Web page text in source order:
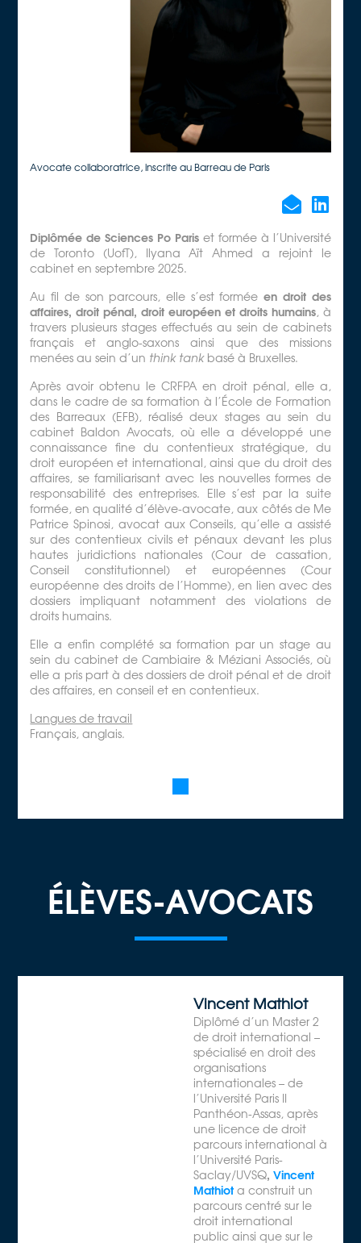
Avocate collaboratrice, inscrite au Barreau de Paris
Diplômée de Sciences Po Pariset formée à l’Université
de Toronto (UofT), Ilyana Aït Ahmed a rejoint le
cabinet en septembre 2025.
Au fil de son parcours, elle s’est forméeen droit des
affaires, droit pénal, droit européen et droits humains, à
travers plusieurs stages effectués au sein de cabinets
français et anglo-saxons ainsi que des missions
menées au sein d’un think tankbasé à Bruxelles.
Après avoir obtenu le CRFPA en droit pénal, elle a,
dans le cadre de sa formation à l’École de Formation
des Barreaux (EFB), réalisé deux stages au sein du
cabinet Baldon Avocats, où elle a développé une
connaissance fine du contentieux stratégique, du
droit européen et international, ainsi que du droit des
affaires, se familiarisant avec les nouvelles formes de
responsabilité des entreprises. Elle s’est par la suite
formée, en qualité d’élève-avocate, aux côtés de Me
Patrice Spinosi, avocat aux Conseils, qu’elle a assisté
sur des contentieux civils et pénaux devant les plus
hautes juridictions nationales (Cour de cassation,
Conseil constitutionnel) et européennes (Cour
européenne des droits de l’Homme), en lien avec des
dossiers impliquant notamment des violations de
droits humains.
Elle a enfin complété sa formation par un stage au
sein du cabinet de Cambiaire & Méziani Associés, où
elle a pris part à des dossiers de droit pénal et de droit
des affaires, en conseil et en contentieux.
Langues de travail
Français, anglais.
ÉLÈVES-AVOCATS
Vincent Mathiot
Diplômé d’un Master 2
de droit international –
spécialisé en droit des
organisations
internationales – de
l’Université Paris II
Panthéon-Assas, après
une licence de droit
parcours international à
l’Université Paris-
Saclay/UVSQ,Vincent
Mathiot a construit un
parcours centré sur le
droit international
public ainsi que sur le